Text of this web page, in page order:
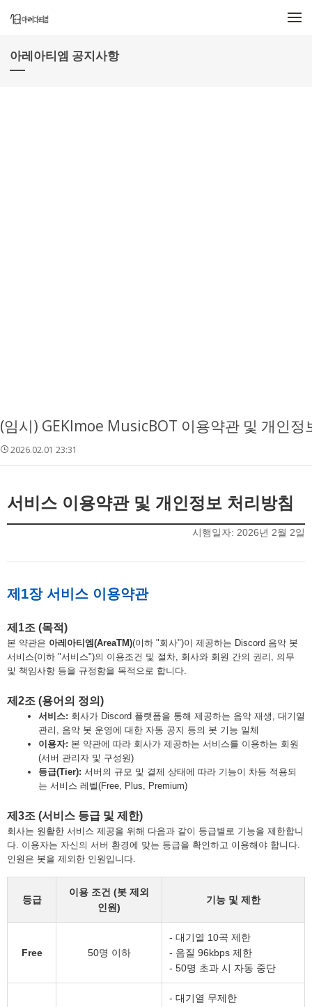
아레아티엠 공지사항
(임시) GEKImoe MusicBOT 이용약관 및 개인
2026.02.01 23:31
서비스 이용약관 및 개인정보 처리방침
시행일자: 2026년 2월 2일
제1장 서비스 이용약관
제1조 (목적)
본 약관은 아레아티엠(AreaTM)(이하 "회사")이 제공하는 Discord 음악 봇
서비스(이하 "서비스")의 이용조건 및 절차, 회사와 회원 간의 권리, 의무
및 책임사항 등을 규정함을 목적으로 합니다.
제2조 (용어의 정의)
서비스: 회사가 Discord 플랫폼을 통해 제공하는 음악 재생, 대기열
관리, 음악 봇 운영에 대한 자동 공지 등의 봇 기능 일체
이용자: 본 약관에 따라 회사가 제공하는 서비스를 이용하는 회원
(서버 관리자 및 구성원)
등급(Tier): 서버의 규모 및 결제 상태에 따라 기능이 차등 적용되
는 서비스 레벨(Free, Plus, Premium)
제3조 (서비스 등급 및 제한)
회사는 원활한 서비스 제공을 위해 다음과 같이 등급별로 기능을 제한합니
다. 이용자는 자신의 서버 환경에 맞는 등급을 확인하고 이용해야 합니다.
인원은 봇을 제외한 인원입니다.
등급
이용 조건 (봇 제외
인원)
기능 및 제한
Free 50명 이하
- 대기열 10곡 제한
- 음질 96kbps 제한
- 50명 초과 시 자동 중단
- 대기열 무제한